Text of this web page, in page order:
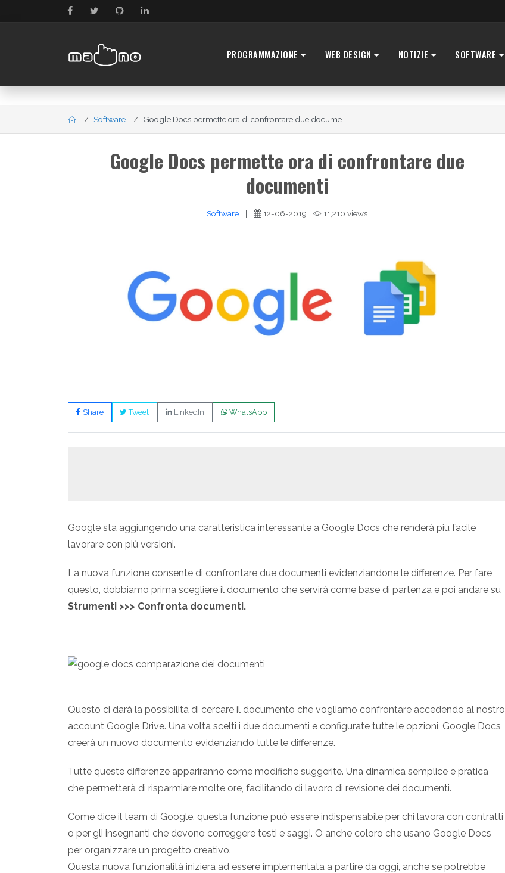
PROGRAMMAZIONE WEB DESIGN NOTIZIE SOFTWARE
Software Google Docs permette ora di confrontare due docume...
Google Docs permette ora di confrontare due
documenti
Software | 12-06-2019 11,210 views
Share Tweet LinkedIn WhatsApp
Google sta aggiungendo una caratteristica interessante a Google Docs che renderà più facile
lavorare con più versioni.
La nuova funzione consente di confrontare due documenti evidenziandone le differenze. Per fare
questo, dobbiamo prima scegliere il documento che servirà come base di partenza e poi andare su
Strumenti >>> Confronta documenti.
Questo ci darà la possibilità di cercare il documento che vogliamo confrontare accedendo al nostro
account Google Drive. Una volta scelti i due documenti e configurate tutte le opzioni, Google Docs
creerà un nuovo documento evidenziando tutte le differenze.
Tutte queste differenze appariranno come modifiche suggerite. Una dinamica semplice e pratica
che permetterà di risparmiare molte ore, facilitando di lavoro di revisione dei documenti.
Come dice il team di Google, questa funzione può essere indispensabile per chi lavora con contratti
o per gli insegnanti che devono correggere testi e saggi. O anche coloro che usano Google Docs
per organizzare un progetto creativo.
Questa nuova funzionalità inizierà ad essere implementata a partire da oggi, anche se potrebbe